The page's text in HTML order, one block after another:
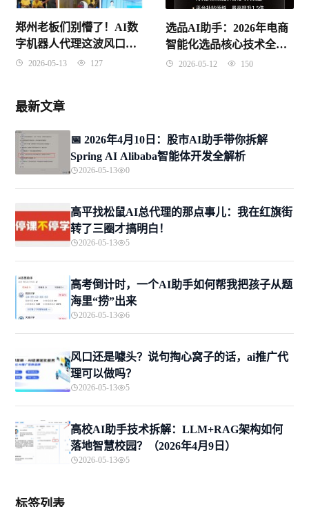
郑州老板们别懵了！AI数
字机器人代理这波风口，
咱河南人到底咋抓住？
2026-05-13 127
选品AI助手：2026年电商
智能化选品核心技术全解
析
2026-05-12 150
最新文章
📅 2026年4月10日：股市AI助手带你拆解
Spring AI Alibaba智能体开发全解析
2026-05-13 0
高平找松鼠AI总代理的那点事儿：我在红旗街
转了三圈才搞明白！
2026-05-13 5
高考倒计时，一个AI助手如何帮我把孩子从题
海里“捞”出来
2026-05-13 6
风口还是噱头？说句掏心窝子的话，ai推广代
理可以做吗？
2026-05-13 5
高校AI助手技术拆解：LLM+RAG架构如何
落地智慧校园？（2026年4月9日）
2026-05-13 5
标签列表